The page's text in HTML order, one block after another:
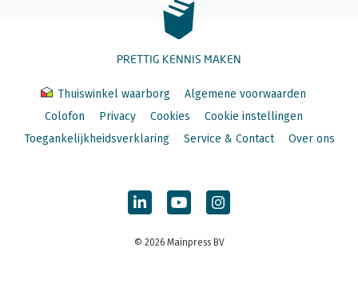
PRETTIG KENNIS MAKEN
Thuiswinkel waarborg
Algemene voorwaarden
Colofon
Privacy Cookies
Cookie instellingen
Toegankelijkheidsverklaring
Service & Contact Over ons
© 2026 Mainpress BV